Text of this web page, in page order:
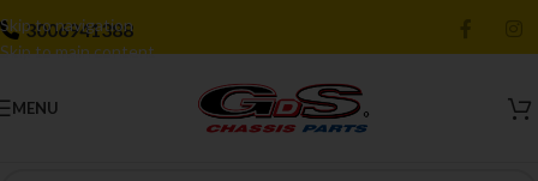
Skip to navigation
Skip to main content
3006941388
MENU